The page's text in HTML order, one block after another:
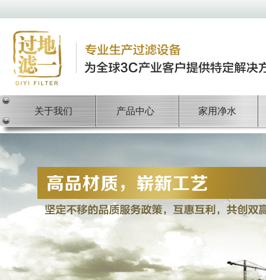
关于我们 产品中心 家用净水